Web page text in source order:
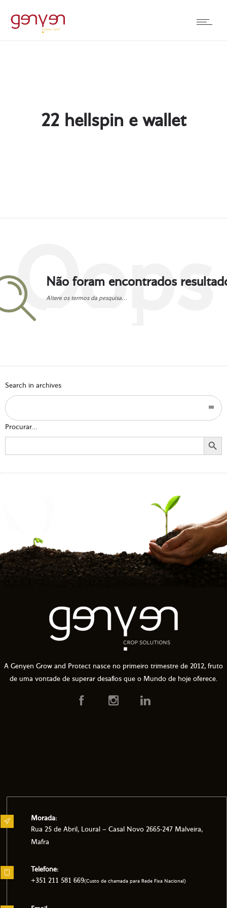
22 hellspin e wallet
Oops
Não foram encontrados
Altere os termos da pesquisa...
Search in archives
Procurar...
Search
Search Button
A Genyen Grow and Protect nasce no primeiro trimestre de 2012, fruto
de uma vontade de superar desafios que o Mundo de hoje oferece.
Morada:
Rua 25 de Abril, Loural – Casal Novo 2665-247 Malveira,
Mafra
Telefone:
+351 211 581 669(Custo de chamada para Rede Fixa Nacional)